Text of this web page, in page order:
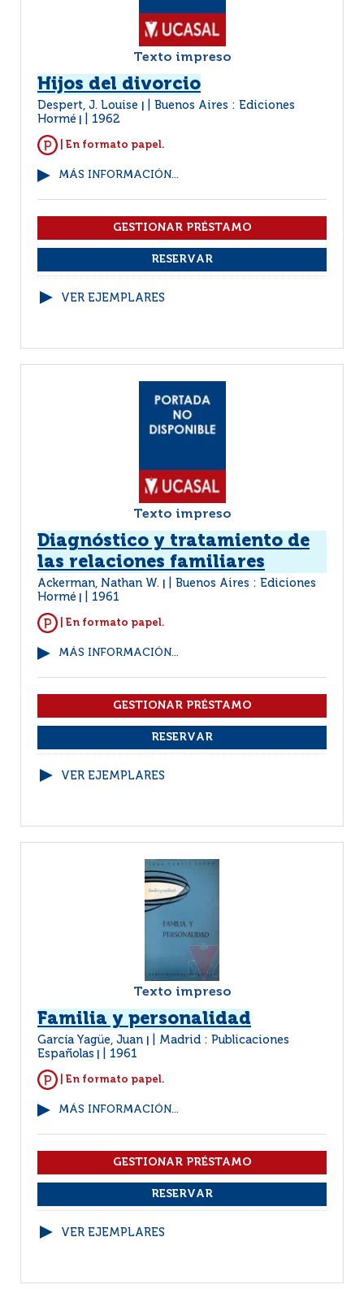
Texto impreso
Hijos del divorcio
Despert, J. Louise
Buenos Aires : Ediciones
Hormé
1962
| En formato papel.
MÁS INFORMACIÓN...
VER EJEMPLARES
Texto impreso
Diagnóstico y tratamiento de
las relaciones familiares
Ackerman, Nathan W.
Buenos Aires : Ediciones
Hormé
1961
| En formato papel.
MÁS INFORMACIÓN...
VER EJEMPLARES
Texto impreso
Familia y personalidad
García Yagüe, Juan
Madrid : Publicaciones
Españolas
1961
| En formato papel.
MÁS INFORMACIÓN...
VER EJEMPLARES